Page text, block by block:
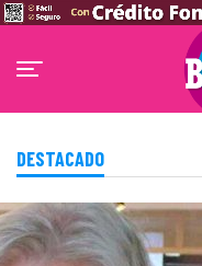
DESTACADO